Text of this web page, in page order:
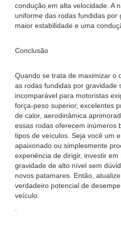
condução em alta velocidade. A
uniforme das rodas fundidas por
maior estabilidade e uma
Conclusão
Quando se trata de maximizar o
as rodas fundidas por gravidade
incomparável para motoristas
força-peso superior, excelentes
de calor, aerodinâmica
essas rodas oferecem inúmeros
tipos de veículos. Seja você um
apaixonado ou simplesmente
experiência de dirigir, investir
gravidade de alto nível sem
novos patamares. Então,
verdadeiro potencial de
veículo.